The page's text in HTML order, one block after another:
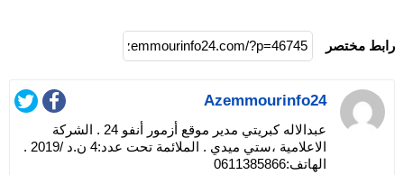
رابط مختصر
Azemmourinfo24
عبدالاله كبريتي مدير موقع أزمور أنفو 24 . الشركة
الاعلامية ،ستي ميدي . الملائمة تحت عدد:4 ن.د /2019 .
الهاتف:0611385866